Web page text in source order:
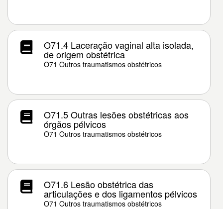
O71.4 Laceração vaginal alta isolada,
de origem obstétrica
O71 Outros traumatismos obstétricos
O71.5 Outras lesões obstétricas aos
órgãos pélvicos
O71 Outros traumatismos obstétricos
O71.6 Lesão obstétrica das
articulações e dos ligamentos pélvicos
O71 Outros traumatismos obstétricos